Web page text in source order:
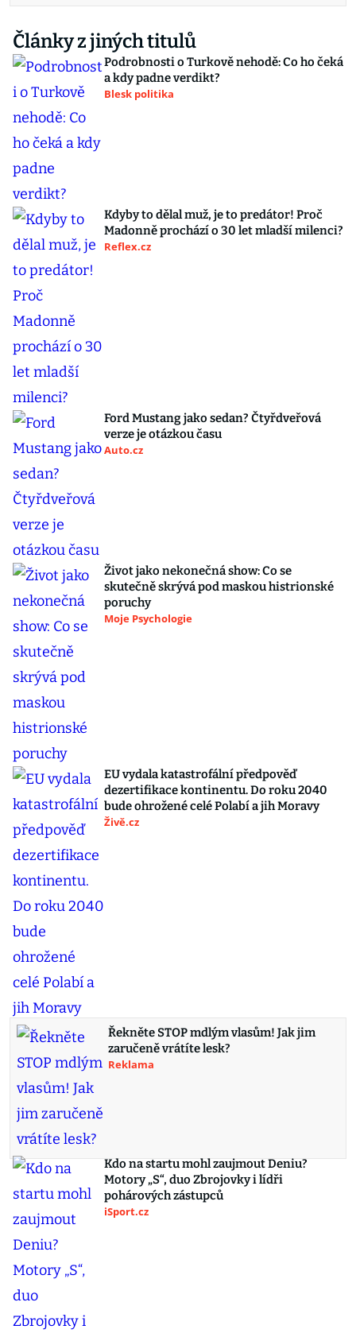
Články z jiných titulů
Podrobnosti o Turkově nehodě: Co ho čeká
a kdy padne verdikt?
Blesk politika
Kdyby to dělal muž, je to predátor! Proč
Madonně prochází o 30 let mladší milenci?
Reflex.cz
Ford Mustang jako sedan? Čtyřdveřová
verze je otázkou času
Auto.cz
Život jako nekonečná show: Co se
skutečně skrývá pod maskou histrionské
poruchy
Moje Psychologie
EU vydala katastrofální předpověď
dezertifikace kontinentu. Do roku 2040
bude ohrožené celé Polabí a jih Moravy
Živě.cz
Řekněte STOP mdlým vlasům! Jak jim
zaručeně vrátíte lesk?
Reklama
Kdo na startu mohl zaujmout Deniu?
Motory „S“, duo Zbrojovky i lídři
pohárových zástupců
iSport.cz